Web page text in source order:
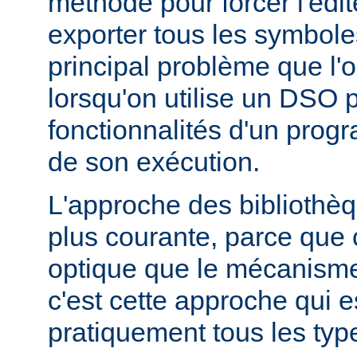
exporter tous les
principal problème que
lorsqu'on utilise un DSO
fonctionnalités d'un
de son exécution.
L'approche des
plus courante, parce que
optique que le
c'est cette approche qui
pratiquement tous les